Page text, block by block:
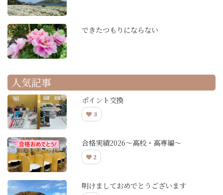
できたつもりにならない
人気記事
ポイント交換
3
合格実績2026～高校・高専編～
2
明けましておめでとうございます